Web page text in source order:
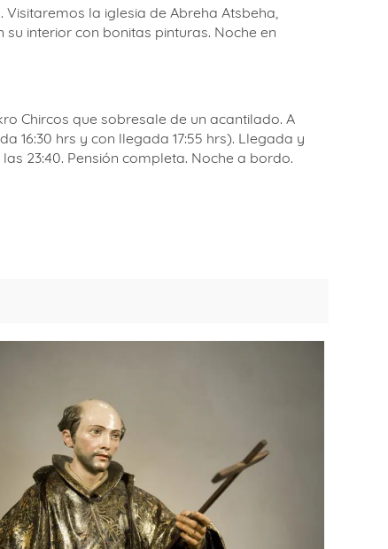
la iglesia de Abreha Atsbeha,
interior con bonitas pinturas. Noche en
Chircos que sobresale de un acantilado. A
16:30 hrs y con llegada 17:55 hrs). Llegada y
23:40. Pensión completa. Noche a bordo.